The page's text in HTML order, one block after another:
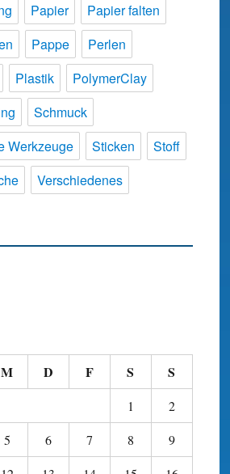
Papier
Papier falten
Pappe
Perlen
Plastik
PolymerClay
Schmuck
Werkzeuge
Sticken
Stoff
Verschiedenes
M D F S S
1
2
5 6 7 8
9